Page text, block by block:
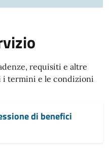
requisiti e altre
termini e le condizioni
di benefici